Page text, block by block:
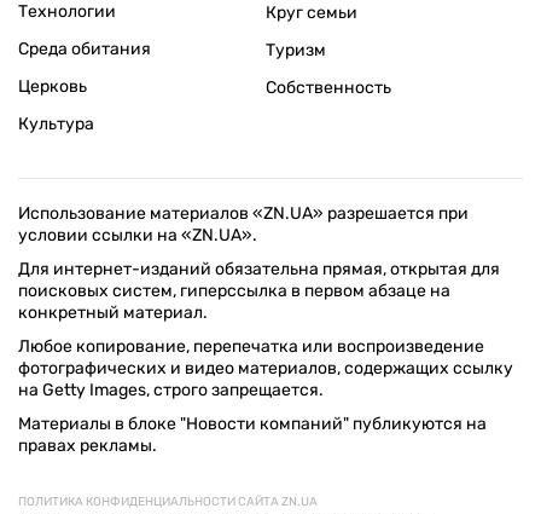
Технологии
Среда обитания
Церковь
Культура
Круг семьи
Туризм
Собственность
Использование материалов «ZN.UA» разрешается при
условии ссылки на «ZN.UA».
Для интернет-изданий обязательна прямая, открытая для
поисковых систем, гиперссылка в первом абзаце на
конкретный материал.
Любое копирование, перепечатка или воспроизведение
фотографических и видео материалов, содержащих ссылку
на Getty Images, строго запрещается.
Материалы в блоке "Новости компаний" публикуются на
правах рекламы.
ПОЛИТИКА КОНФИДЕНЦИАЛЬНОСТИ САЙТА ZN.UA